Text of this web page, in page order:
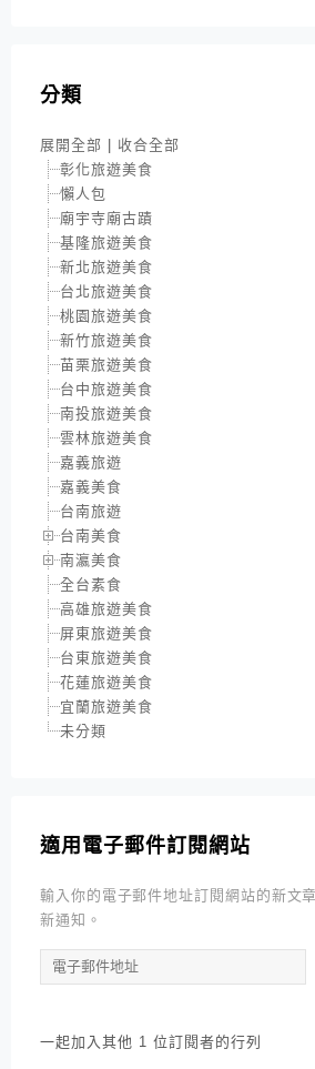
分類
展開全部 | 收合全部
彰化旅遊美食
懶人包
廟宇寺廟古蹟
基隆旅遊美食
新北旅遊美食
台北旅遊美食
桃園旅遊美食
新竹旅遊美食
苗栗旅遊美食
台中旅遊美食
南投旅遊美食
雲林旅遊美食
嘉義旅遊
嘉義美食
台南旅遊
台南美食
南瀛美食
全台素食
高雄旅遊美食
屏東旅遊美食
台東旅遊美食
花蓮旅遊美食
宜蘭旅遊美食
未分類
適用電子郵件訂閱網站
輸入你的電子郵件地址訂閱網站的新文
新通知。
電
子
件
一起加入其他 1 位訂閱者的行列